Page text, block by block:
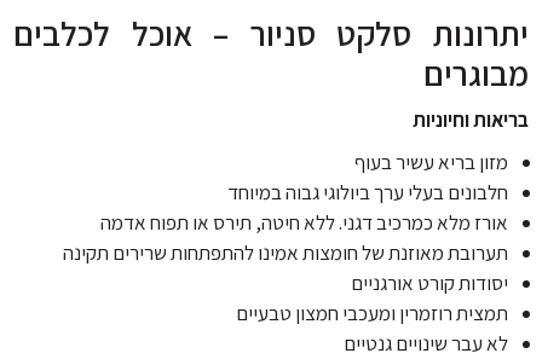
סלקט סניור – אוכל לכלבים
וחיוניות
בריא עשיר בעוף
בעלי ערך ביולוגי גבוה במיוחד
מלא כמרכיב דגני. ללא חיטה, תירס או תפוח אדמה
מאוזנת של חומצות אמינו להתפתחות שרירים תקינה
קורט אורגניים
רוזמרין ומעכבי חמצון טבעיים
עבר שינויים גנטיים